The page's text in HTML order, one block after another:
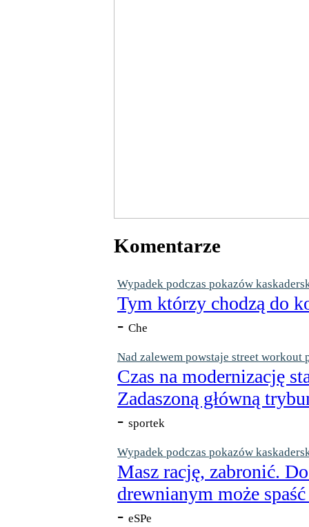
Komentarze
Wypadek podczas pokazów
Tym którzy chodzą do
- Che
Nad zalewem powstaje street workout
Czas na modernizację
Zadaszoną główną
- sportek
Wypadek podczas pokazów
Masz rację, zabronić.
drewnianym może
- eSPe